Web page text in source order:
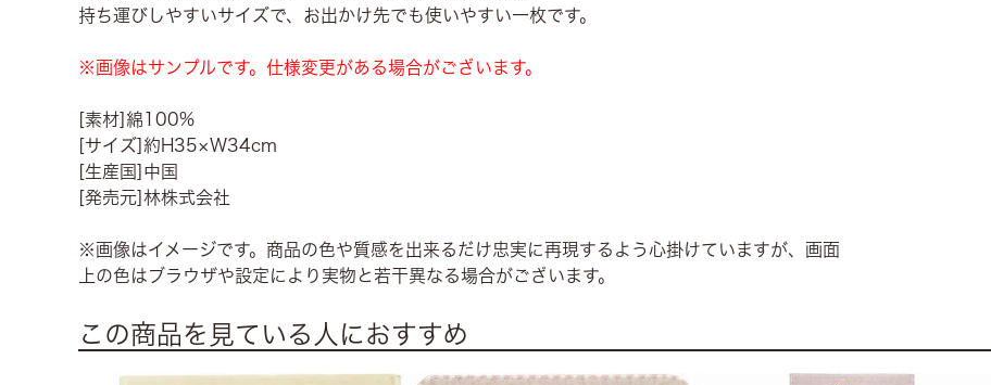
持ち運びしやすいサイズで、お出かけ先でも使いやすい一枚です。
※画像はサンプルです。仕様変更がある場合がございます。
[素材]綿100%
[サイズ]約H35×W34cm
[生産国]中国
[発売元]林株式会社
※画像はイメージです。商品の色や質感を出来るだけ忠実に再現するよう心掛けていますが、画面
上の色はブラウザや設定により実物と若干異なる場合がございます。
この商品を見ている人におすすめ